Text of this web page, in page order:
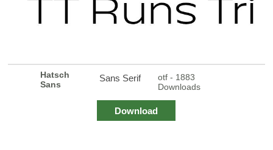
Hatsch
Sans
Sans Serif
otf - 1883
Downloads
Download